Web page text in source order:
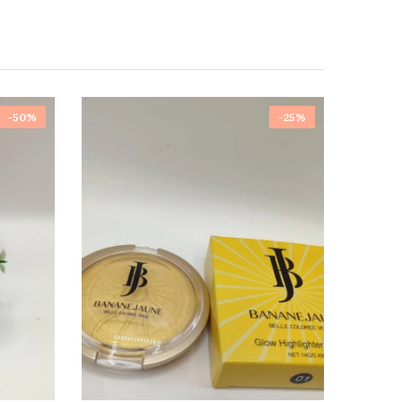
-50% -25%